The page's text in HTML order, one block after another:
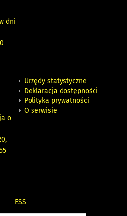
dni
o
Urzędy statystyczne
Deklaracja dostępności
Polityka prywatności
O serwisie
ESS